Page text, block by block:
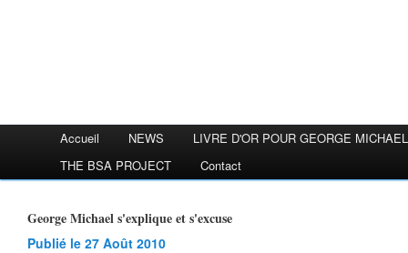
Accueil NEWS
LIVRE D'OR POUR GEORGE MICHAEL
THE BSA PROJECT
Contact
George Michael s'explique et s'excuse
Publié le 27 Août 2010